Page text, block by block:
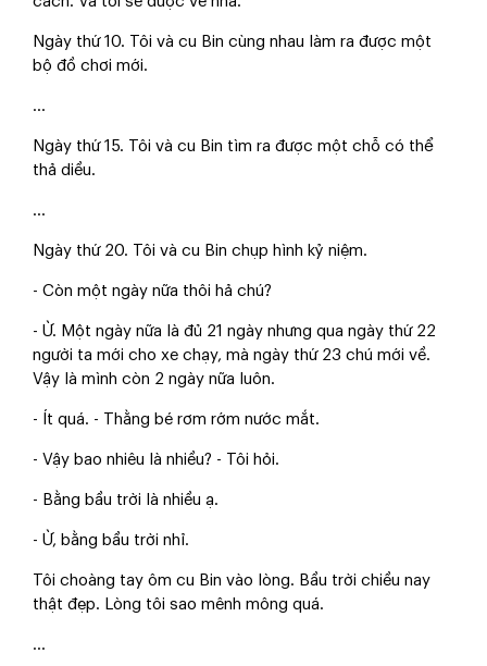
Ngày thứ 10. Tôi và cu Bin cùng nhau làm ra được một
bộ đồ chơi mới.
...
Ngày thứ 15. Tôi và cu Bin tìm ra được một chỗ có thể
thả diều.
...
Ngày thứ 20. Tôi và cu Bin chụp hình kỷ niệm.
- Còn một ngày nữa thôi hả chú?
- Ừ. Một ngày nữa là đủ 21 ngày nhưng qua ngày thứ 22
người ta mới cho xe chạy, mà ngày thứ 23 chú mới về.
Vậy là mình còn 2 ngày nữa luôn.
- Ít quá. - Thằng bé rơm rớm nước mắt.
- Vậy bao nhiêu là nhiều? - Tôi hỏi.
- Bằng bầu trời là nhiều ạ.
- Ừ, bằng bầu trời nhỉ.
Tôi choàng tay ôm cu Bin vào lòng. Bầu trời chiều nay
thật đẹp. Lòng tôi sao mênh mông quá.
...